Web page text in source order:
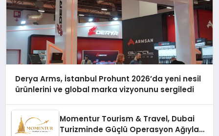
Derya Arms, İstanbul Prohunt 2026’da yeni nesil
ürünlerini ve global marka vizyonunu sergiledi
Momentur Tourism & Travel, Dubai
Turizminde Güçlü Operasyon Ağıyla